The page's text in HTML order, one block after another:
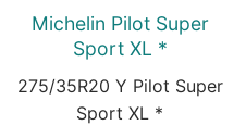
Michelin Pilot Super
Sport XL *
275/35R20 Y Pilot Super
Sport XL *